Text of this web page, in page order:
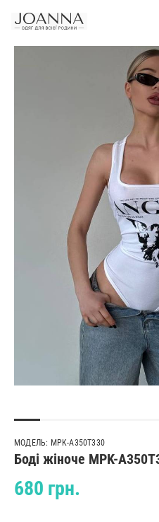
МОДЕЛЬ: MPK-A350T330
Боді жіноче MPK-
680 грн.